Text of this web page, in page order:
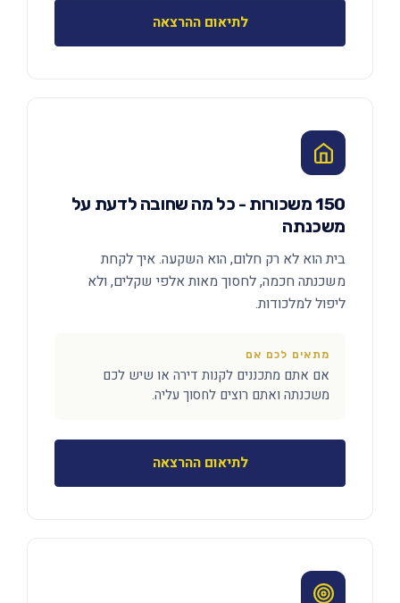
לתיאום ההרצאה
150 משכורות - כל מה שחובה לדעת על
משכנתה
בית הוא לא רק חלום, הוא השקעה. איך לקחת
משכנתה חכמה, לחסוך מאות אלפי שקלים, ולא
ליפול למלכודות.
מתאים לכם אם
אם אתם מתכננים לקנות דירה או שיש לכם
משכנתה ואתם רוצים לחסוך עליה.
לתיאום ההרצאה